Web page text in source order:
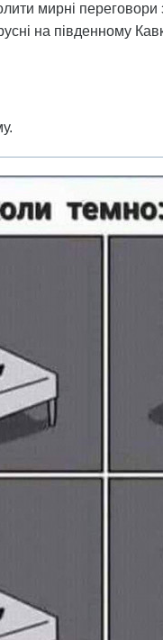
мирні
русні на південному